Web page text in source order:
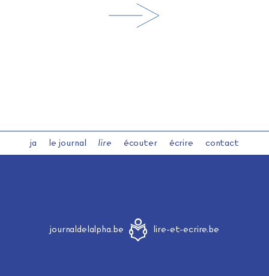
ja le journal lire écouter écrire contact
journaldelalpha.be lire-et-ecrire.be